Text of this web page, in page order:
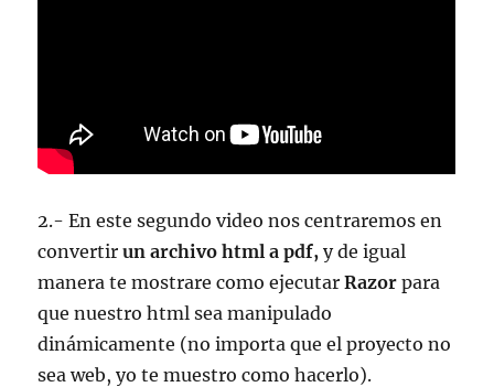
2.- En este segundo video nos centraremos en
convertir un archivo html a pdf, y de igual
manera te mostrare como ejecutar Razor para
que nuestro html sea manipulado
dinámicamente (no importa que el proyecto no
sea web, yo te muestro como hacerlo).